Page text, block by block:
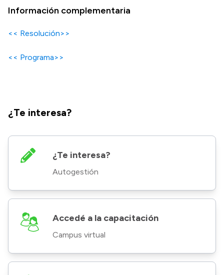
Información complementaria
<< Resolución>>
<< Programa>>
¿Te interesa?
¿Te interesa?
Autogestión
Accedé a la capacitación
Campus virtual